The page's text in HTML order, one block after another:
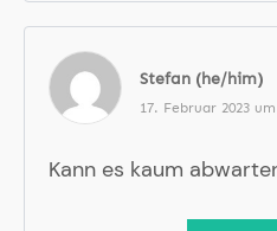
Stefan (he/him)
17. Februar 2023
Kann es kaum